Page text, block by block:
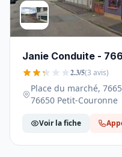
Janie Conduite -
2.3/5(3 avis)
Place du marché,
76650 Petit-Couronne
Voir la fiche